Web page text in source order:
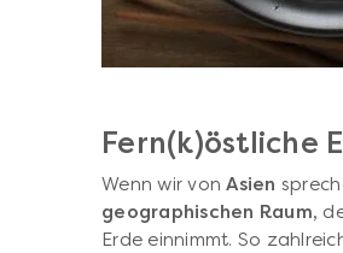
Fern(k)östliche
Wenn wir vonAsien
geographischen Raum,
Erde einnimmt. So